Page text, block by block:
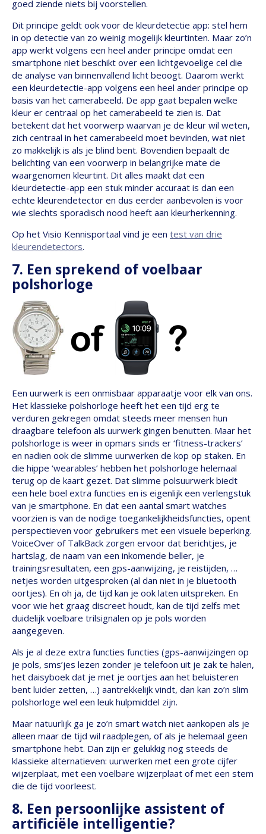
goed ziende niets bij voorstellen.
Dit principe geldt ook voor de kleurdetectie app: stel hem
in op detectie van zo weinig mogelijk kleurtinten. Maar zo’n
app werkt volgens een heel ander principe omdat een
smartphone niet beschikt over een lichtgevoelige cel die
de analyse van binnenvallend licht beoogt. Daarom werkt
een kleurdetectie-app volgens een heel ander principe op
basis van het camerabeeld. De app gaat bepalen welke
kleur er centraal op het camerabeeld te zien is. Dat
betekent dat het voorwerp waarvan je de kleur wil weten,
zich centraal in het camerabeeld moet bevinden, wat niet
zo makkelijk is als je blind bent. Bovendien bepaalt de
belichting van een voorwerp in belangrijke mate de
waargenomen kleurtint. Dit alles maakt dat een
kleurdetectie-app een stuk minder accuraat is dan een
echte kleurendetector en dus eerder aanbevolen is voor
wie slechts sporadisch nood heeft aan kleurherkenning.
Op het Visio Kennisportaal vind je een test van drie
kleurendetectors.
7. Een sprekend of voelbaar
polshorloge
Een uurwerk is een onmisbaar apparaatje voor elk van ons.
Het klassieke polshorloge heeft het een tijd erg te
verduren gekregen omdat steeds meer mensen hun
draagbare telefoon als uurwerk gingen benutten. Maar het
polshorloge is weer in opmars sinds er ‘fitness-trackers’
en nadien ook de slimme uurwerken de kop op staken. En
die hippe ‘wearables’ hebben het polshorloge helemaal
terug op de kaart gezet. Dat slimme polsuurwerk biedt
een hele boel extra functies en is eigenlijk een verlengstuk
van je smartphone. En dat een aantal smart watches
voorzien is van de nodige toegankelijkheidsfuncties, opent
perspectieven voor gebruikers met een visuele beperking.
VoiceOver of TalkBack zorgen ervoor dat berichtjes, je
hartslag, de naam van een inkomende beller, je
trainingsresultaten, een gps-aanwijzing, je reistijden, …
netjes worden uitgesproken (al dan niet in je bluetooth
oortjes). En oh ja, de tijd kan je ook laten uitspreken. En
voor wie het graag discreet houdt, kan de tijd zelfs met
duidelijk voelbare trilsignalen op je pols worden
aangegeven.
Als je al deze extra functies functies (gps-aanwijzingen op
je pols, sms’jes lezen zonder je telefoon uit je zak te halen,
het daisyboek dat je met je oortjes aan het beluisteren
bent luider zetten, …) aantrekkelijk vindt, dan kan zo’n slim
polshorloge wel een leuk hulpmiddel zijn.
Maar natuurlijk ga je zo’n smart watch niet aankopen als je
alleen maar de tijd wil raadplegen, of als je helemaal geen
smartphone hebt. Dan zijn er gelukkig nog steeds de
klassieke alternatieven: uurwerken met een grote cijfer
wijzerplaat, met een voelbare wijzerplaat of met een stem
die de tijd voorleest.
8. Een persoonlijke assistent of
artificiële intelligentie?